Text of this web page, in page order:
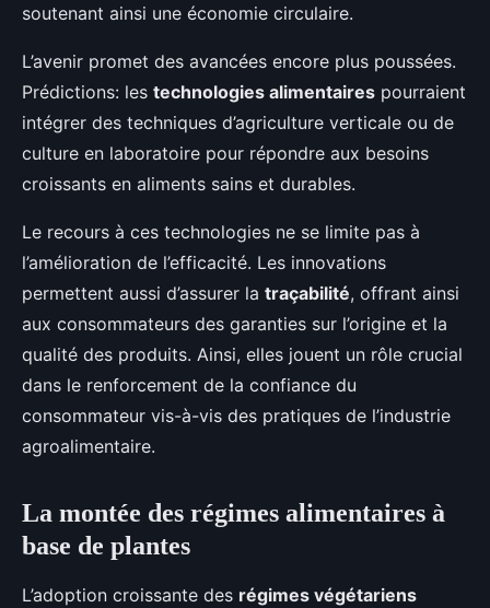
soutenant ainsi une économie circulaire.
L’avenir promet des avancées encore plus poussées.
Prédictions: les technologies alimentaires pourraient
intégrer des techniques d’agriculture verticale ou de
culture en laboratoire pour répondre aux besoins
croissants en aliments sains et durables.
Le recours à ces technologies ne se limite pas à
l’amélioration de l’efficacité. Les innovations
permettent aussi d’assurer la traçabilité, offrant ainsi
aux consommateurs des garanties sur l’origine et la
qualité des produits. Ainsi, elles jouent un rôle crucial
dans le renforcement de la confiance du
consommateur vis-à-vis des pratiques de l’industrie
agroalimentaire.
La montée des régimes alimentaires à
base de plantes
L’adoption croissante des régimes végétariens